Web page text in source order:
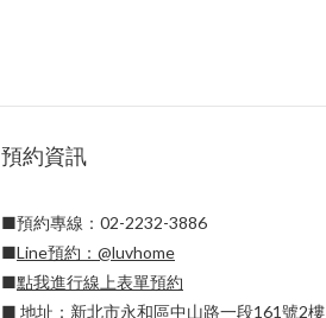
預約資訊
■預約專線：02-2232-3886
■Line預約： @luvhome
■點我進行線上表單預約
■ 地址：新北市永和區中山路一段161號2樓